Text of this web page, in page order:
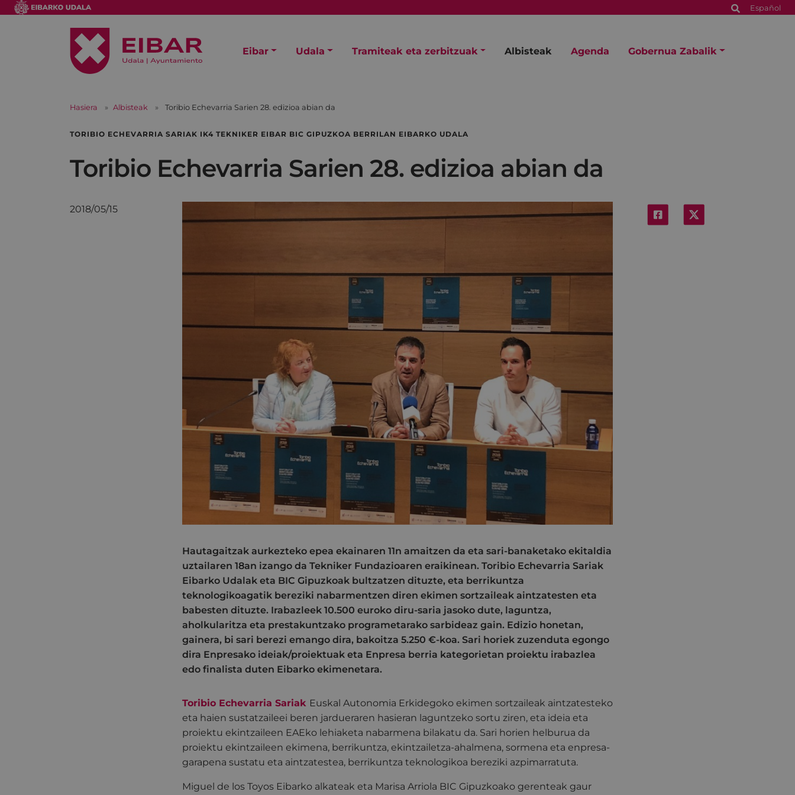
Español
Eibar Udala Tramiteak eta zerbitzuak Albisteak Agenda Gobernua Zabalik
Hasiera Albisteak Toribio Echevarria Sarien 28. edizioa abian da
TORIBIO ECHEVARRIA SARIAK IK4 TEKNIKER EIBAR BIC GIPUZKOA BERRILAN EIBARKO UDALA
Toribio Echevarria Sarien 28. edizioa abian da
2018/05/15
Hautagaitzak aurkezteko epea ekainaren 11n amaitzen da eta sari-banaketako ekitaldia
uztailaren 18an izango da Tekniker Fundazioaren eraikinean. Toribio Echevarria Sariak
Eibarko Udalak eta BIC Gipuzkoak bultzatzen dituzte, eta berrikuntza
teknologikoagatik bereziki nabarmentzen diren ekimen sortzaileak aintzatesten eta
babesten dituzte. Irabazleek 10.500 euroko diru-saria jasoko dute, laguntza,
aholkularitza eta prestakuntzako programetarako sarbideaz gain. Edizio honetan,
gainera, bi sari berezi emango dira, bakoitza 5.250 €-koa. Sari horiek zuzenduta egongo
dira Enpresako ideiak/proiektuak eta Enpresa berria kategorietan proiektu irabazlea
edo finalista duten Eibarko ekimenetara.
Toribio Echevarria Sariak Euskal Autonomia Erkidegoko ekimen sortzaileak aintzatesteko
eta haien sustatzaileei beren jardueraren hasieran laguntzeko sortu ziren, eta ideia eta
proiektu ekintzaileen EAEko lehiaketa nabarmena bilakatu da. Sari horien helburua da
proiektu ekintzaileen ekimena, berrikuntza, ekintzailetza-ahalmena, sormena eta enpresa-
garapena sustatu eta aintzatestea, berrikuntza teknologikoa bereziki azpimarratuta.
Miguel de los Toyos Eibarko alkateak eta Marisa Arriola BIC Gipuzkoako gerenteak gaur